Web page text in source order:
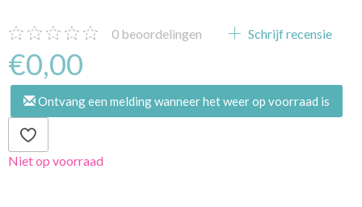
0 beoordelingen Schrijf recensie
€0,00
Ontvang een melding wanneer het weer op voorraad is
Niet op voorraad